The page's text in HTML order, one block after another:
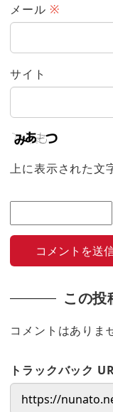
メール ※
サイト
上に表示された文
この投
コメントはありま
トラックバック